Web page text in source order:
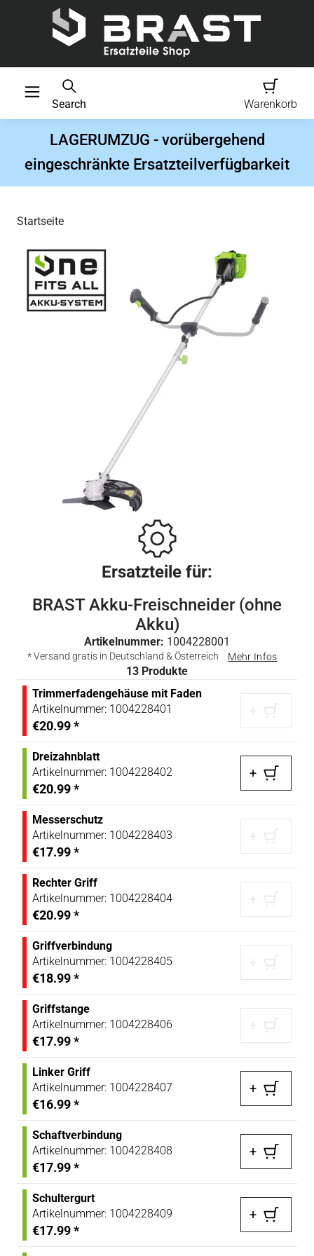
Search Warenkorb
LAGERUMZUG - vorübergehend
eingeschränkte Ersatzteilverfügbarkeit
Startseite
Ersatzteile für:
BRAST Akku-Freischneider (ohne
Akku)
Artikelnummer: 1004228001
* Versand gratis in Deutschland & Österreich Mehr Infos
13 Produkte
Trimmerfadengehäuse mit Faden
Artikelnummer: 1004228401
€20.99*
Dreizahnblatt
Artikelnummer: 1004228402
€20.99*
+
Messerschutz
Artikelnummer: 1004228403
€17.99*
Rechter Griff
Artikelnummer: 1004228404
€20.99*
Griffverbindung
Artikelnummer: 1004228405
€18.99*
Griffstange
Artikelnummer: 1004228406
€17.99*
Linker Griff
Artikelnummer: 1004228407
€16.99*
+
Schaftverbindung
Artikelnummer: 1004228408
€17.99*
+
Schultergurt
Artikelnummer: 1004228409
€17.99*
+